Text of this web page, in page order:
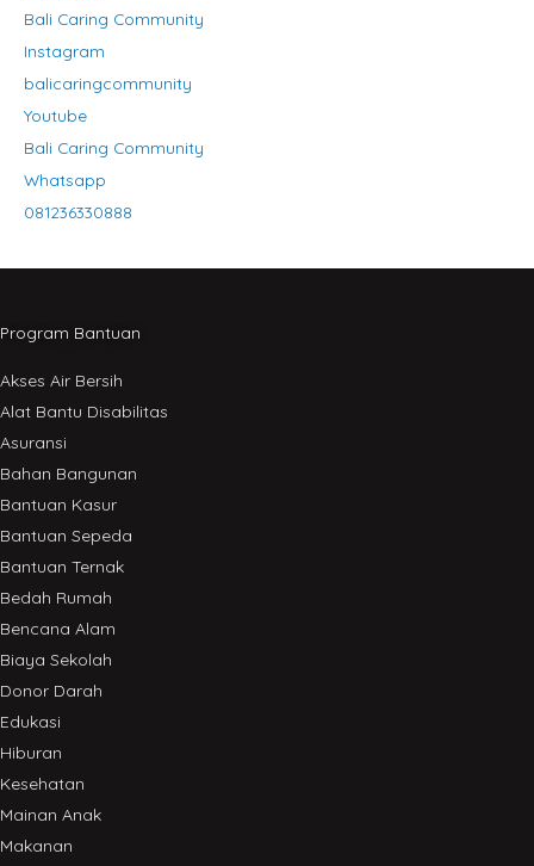
Bali Caring Community
Instagram
balicaringcommunity
Youtube
Bali Caring Community
Whatsapp
081236330888
Program Bantuan
Akses Air Bersih
Alat Bantu Disabilitas
Asuransi
Bahan Bangunan
Bantuan Kasur
Bantuan Sepeda
Bantuan Ternak
Bedah Rumah
Bencana Alam
Biaya Sekolah
Donor Darah
Edukasi
Hiburan
Kesehatan
Mainan Anak
Makanan